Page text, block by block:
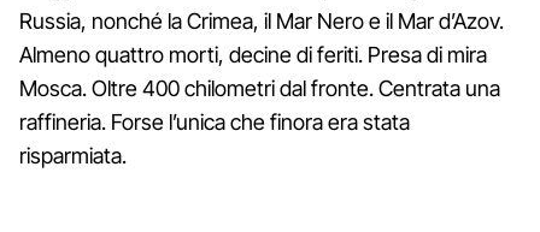
Russia, nonché la Crimea, il Mar Nero e il Mar d’Azov.
Almeno quattro morti, decine di feriti. Presa di mira
Mosca. Oltre 400 chilometri dal fronte. Centrata una
raffineria. Forse l’unica che finora era stata
risparmiata.